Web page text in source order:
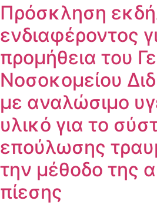
Πρόσκληση
ενδιαφέροντος
προμήθεια του
Νοσοκομείου
με αναλώσιμο
υλικό για το
επούλωσης
την μέθοδο της
πίεσης